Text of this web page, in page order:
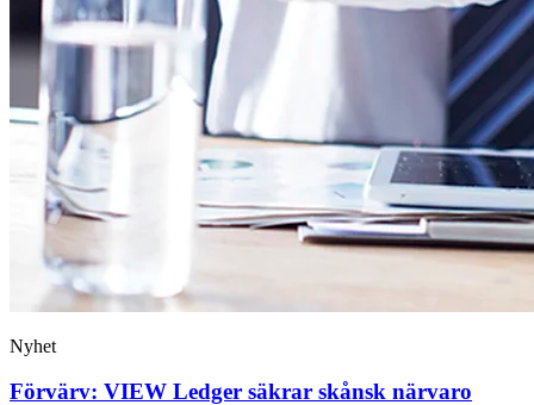
Nyhet
Förvärv: VIEW Ledger säkrar skånsk närvaro